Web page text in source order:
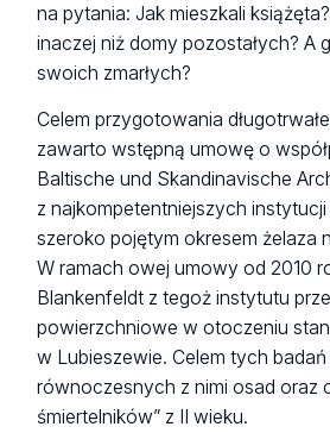
na pytania: Jak mieszkali
inaczej niż domy pozostałych? A
swoich zmarłych?
Celem przygotowania
zawarto wstępną umowę o
Baltische und Skandinavische
z najkompetentniejszych
szeroko pojętym okresem żelaza
W ramach owej umowy od 2010
Blankenfeldt z tegoż instytutu
powierzchniowe w otoczeniu
w Lubieszewie. Celem tych badań
równoczesnych z nimi osad oraz
śmiertelników” z II wieku.